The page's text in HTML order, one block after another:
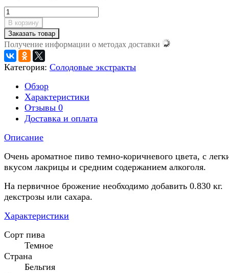
В корзину
Заказать товар
Получение информации о методах доставки
Категория: Солодовые экстракты
Обзор
Характеристики
Отзывы 0
Доставка и оплата
Описание
Очень ароматное пиво темно-коричневого цвета, с
вкусом лакрицы и средним содержанием алкоголя.
На первичное брожение необходимо добавить 0.830 кг.
декстрозы или сахара.
Характеристики
Cорт пива
Темное
Страна
Бельгия